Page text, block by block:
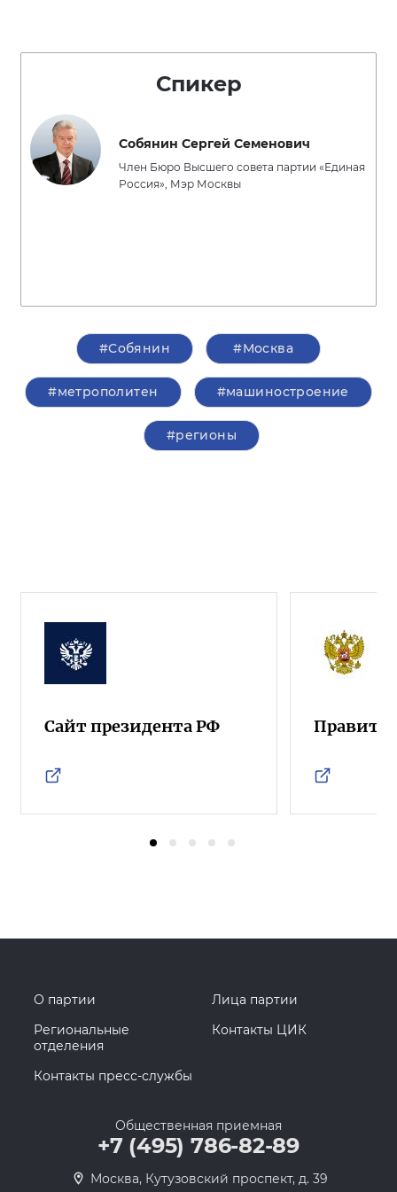
Спикер
Собянин Сергей Семенович
Член Бюро Высшего совета партии «Единая
Россия», Мэр Москвы
#Собянин #Москва
#метрополитен #машиностроение
#регионы
Сайт президента РФ
О партии
Лица партии
Региональные
отделения
Контакты ЦИК
Контакты пресс-службы
Общественная приемная
+7 (495) 786-82-89
Москва, Кутузовский проспект, д. 39